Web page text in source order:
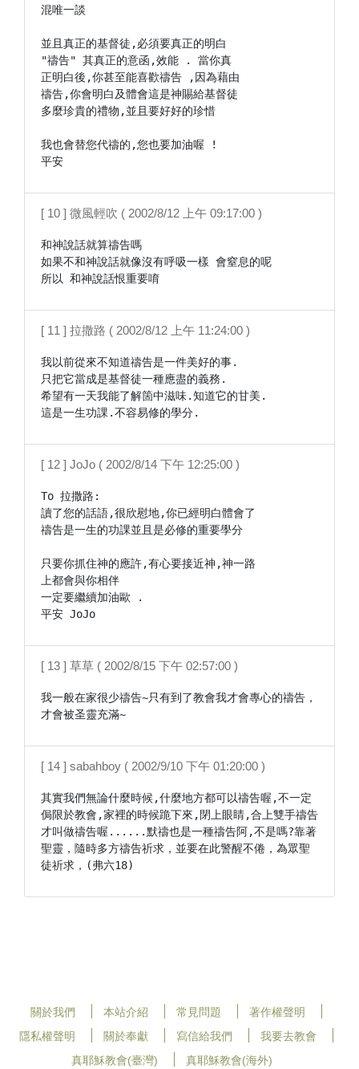
混唯一談
並且真正的基督徒,必須要真正的明白
"禱告" 其真正的意函,效能 . 當你真
正明白後,你甚至能喜歡禱告 ,因為藉由
禱告,你會明白及體會這是神賜給基督徒
多麼珍貴的禮物,並且要好好的珍惜
我也會替您代禱的,您也要加油喔 !
平安
[ 10 ] 微風輕吹 ( 2002/8/12 上午 09:17:00 )
和神說話就算禱告嗎
如果不和神說話就像沒有呼吸一樣 會窒息的呢
所以 和神說話恨重要唷
[ 11 ] 拉撒路 ( 2002/8/12 上午 11:24:00 )
我以前從來不知道禱告是一件美好的事.
只把它當成是基督徒一種應盡的義務.
希望有一天我能了解箇中滋味.知道它的甘美.
這是一生功課.不容易修的學分.
[ 12 ] JoJo ( 2002/8/14 下午 12:25:00 )
To 拉撒路:
讀了您的話語,很欣慰地,你已經明白體會了
禱告是一生的功課並且是必修的重要學分
只要你抓住神的應許,有心要接近神,神一路
上都會與你相伴
一定要繼續加油歐 .
平安 JoJo
[ 13 ] 草草 ( 2002/8/15 下午 02:57:00 )
我一般在家很少禱告~只有到了教會我才會專心的禱告，
才會被圣靈充滿~
[ 14 ] sabahboy ( 2002/9/10 下午 01:20:00 )
其實我們無論什麼時候,什麼地方都可以禱告喔,不一定
侷限於教會,家裡的時候跪下來,閉上眼睛,合上雙手禱告
才叫做禱告喔......默禱也是一種禱告阿,不是嗎?靠著
聖靈，隨時多方禱告祈求，並要在此警醒不倦，為眾聖
徒祈求，(弗六18)
關於我們 本站介紹 常見問題
著作權聲明
隱私權聲明
關於奉獻 寫信給我們
我要去教會
真耶穌教會(臺灣)
真耶穌教會(海外)